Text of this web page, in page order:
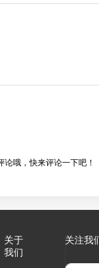
论哦，快来评论一下吧！
关于
我们
关注我